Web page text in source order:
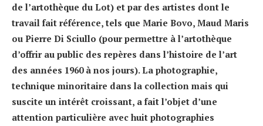
de l’artothèque du Lot) et par des artistes dont le
travail fait référence, tels que Marie Bovo, Maud Maris
ou Pierre Di Sciullo (pour permettre à l’artothèque
d’offrir au public des repères dans l’histoire de l’art
des années 1960 à nos jours). La photographie,
technique minoritaire dans la collection mais qui
suscite un intérêt croissant, a fait l’objet d’une
attention particulière avec huit photographies